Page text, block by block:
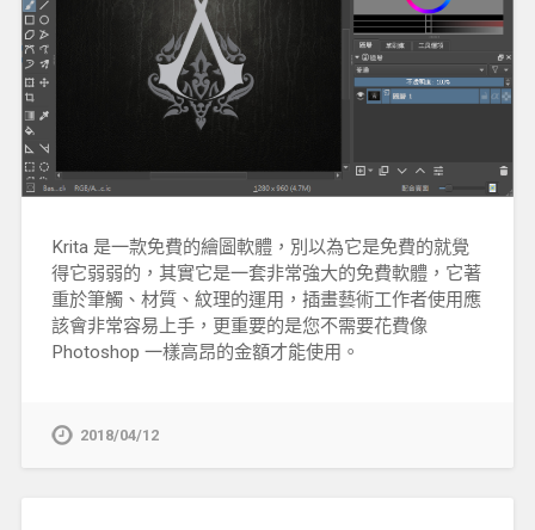
Krita 是一款免費的繪圖軟體，別以為它是免費的就覺
得它弱弱的，其實它是一套非常強大的免費軟體，它著
重於筆觸、材質、紋理的運用，插畫藝術工作者使用應
該會非常容易上手，更重要的是您不需要花費像
Photoshop 一樣高昂的金額才能使用。
2018/04/12